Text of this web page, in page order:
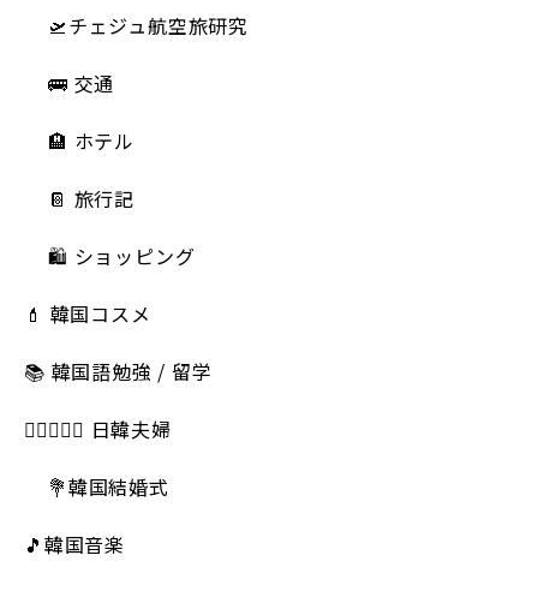
🛫チェジュ航空旅研究
🚌 交通
🏨 ホテル
📔 旅行記
🛍️ ショッピング
💄 韓国コスメ
📚 韓国語勉強 / 留学
👩🏻‍❤️‍👨🏻 日韓夫婦
💐韓国結婚式
🎵韓国音楽